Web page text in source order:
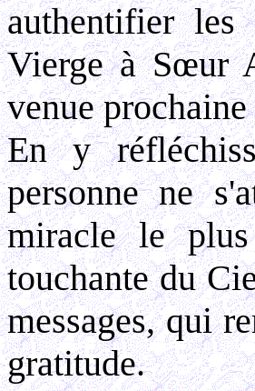
authentifier les
Vierge à Sœur
venue
En y
personne ne
miracle le
touchante du
messages, qui
gratitude.